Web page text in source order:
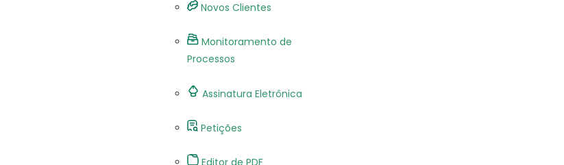
Novos Clientes
Monitoramento de
Processos
Assinatura Eletrônica
Petições
Editor de PDF